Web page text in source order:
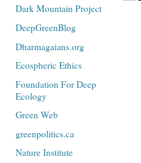
Dark Mountain Project
DeepGreenBlog
Dharmagaians.org
Ecospheric Ethics
Foundation For Deep
Ecology
Green Web
greenpolitics.ca
Nature Institute